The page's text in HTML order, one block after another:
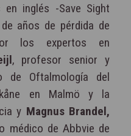
inglés -Save Sight
años de pérdida de
los expertos en
, profesor senior y
de Oftalmología del
en Malmö y la
y Magnus Brandel,
médico de Abbvie de